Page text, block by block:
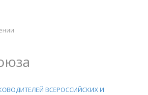
ВСЕРОССИЙСКИХ И